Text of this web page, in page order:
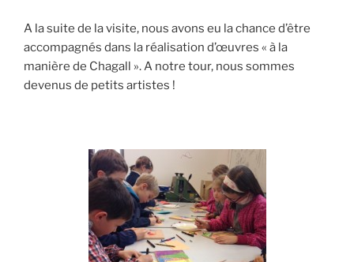
A la suite de la visite, nous avons eu la chance d’être
accompagnés dans la réalisation d’œuvres « à la
manière de Chagall ». A notre tour, nous sommes
devenus de petits artistes !